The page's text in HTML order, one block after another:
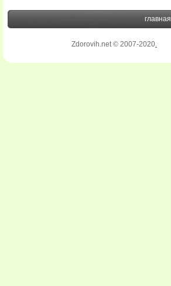
главная
Zdorovih.net © 2007-2020